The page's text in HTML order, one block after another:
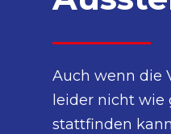
Auch wenn die
leider nicht wie
stattfinden